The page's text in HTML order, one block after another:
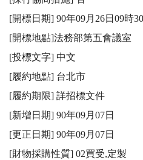
[開標日期] 90年09月26日09時
[開標地點]法務部第五會議室
[投標文字] 中文
[履約地點] 台北市
[履約期限] 詳招標文件
[新增日期] 90年09月07日
[更正日期] 90年09月07日
[財物採購性質] 02買受,定製